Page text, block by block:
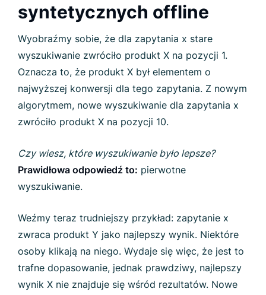
syntetycznych offline
Wyobraźmy sobie, że dla zapytania x stare
wyszukiwanie zwróciło produkt X na pozycji 1.
Oznacza to, że produkt X był elementem o
najwyższej konwersji dla tego zapytania. Z nowym
algorytmem, nowe wyszukiwanie dla zapytania x
zwróciło produkt X na pozycji 10.
Czy wiesz, które wyszukiwanie było lepsze?
Prawidłowa odpowiedź to: pierwotne
wyszukiwanie.
Weźmy teraz trudniejszy przykład: zapytanie x
zwraca produkt Y jako najlepszy wynik. Niektóre
osoby klikają na niego. Wydaje się więc, że jest to
trafne dopasowanie, jednak prawdziwy, najlepszy
wynik X nie znajduje się wśród rezultatów. Nowe